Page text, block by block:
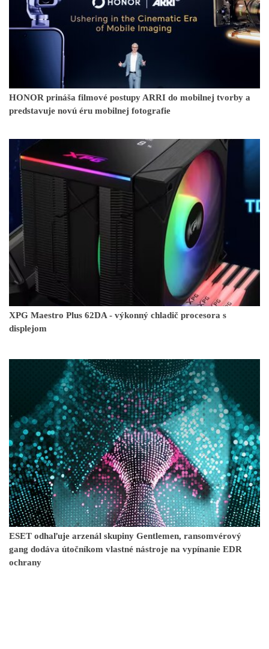
HONOR prináša filmové postupy ARRI do mobilnej tvorby a
predstavuje novú éru mobilnej fotografie
XPG Maestro Plus 62DA - výkonný chladič procesora s
displejom
ESET odhaľuje arzenál skupiny Gentlemen, ransomvérový
gang dodáva útočníkom vlastné nástroje na vypínanie EDR
ochrany